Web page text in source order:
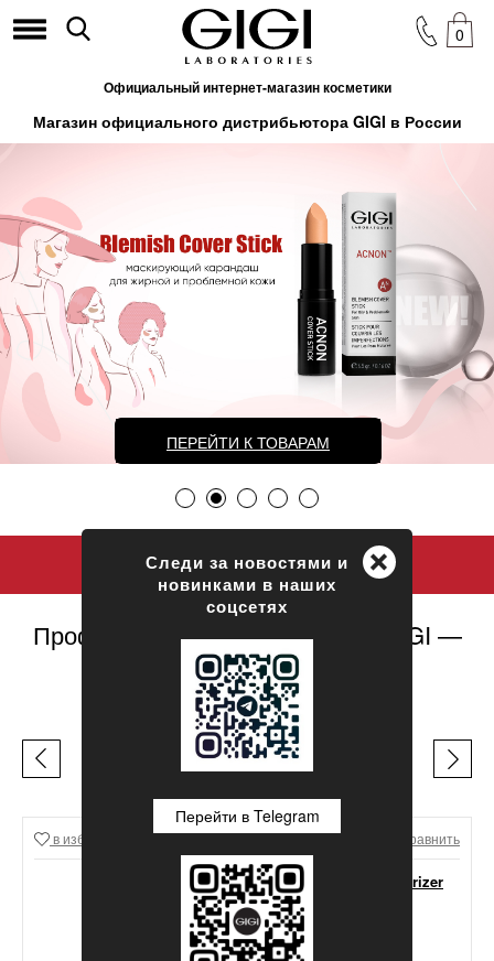
Официальный интернет-магазин косметики
0
Магазин официального дистрибьютора GIGI в России
ПЕРЕЙТИ К ТОВАРАМ
Профессиональная косметика GIGI —
официальный сайт
ЛЕГЕНДЫ GIGI
в избранное Сравнить в избранное Сравнить
GIGI Lipacid Moisturizer
For Oily Skin
+
Следи за новостями и
новинками в наших
соцсетях
Перейти в Telegram